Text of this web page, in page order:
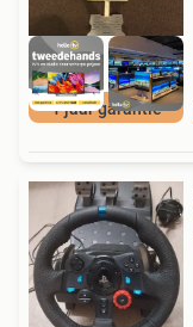
1 jaar garantie